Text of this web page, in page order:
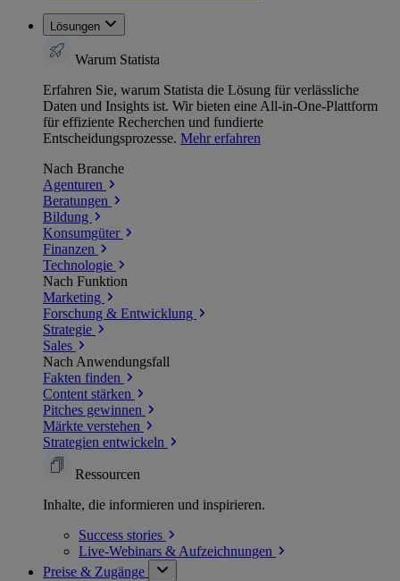
Lösungen
Warum Statista
Erfahren Sie, warum Statista die Lösung für verlässliche
Daten und Insights ist. Wir bieten eine All-in-One-Plattform
für effiziente Recherchen und fundierte
Entscheidungsprozesse. Mehr erfahren
Nach Branche
Agenturen
Beratungen
Bildung
Konsumgüter
Finanzen
Technologie
Nach Funktion
Marketing
Forschung & Entwicklung
Strategie
Sales
Nach Anwendungsfall
Fakten finden
Content stärken
Pitches gewinnen
Märkte verstehen
Strategien entwickeln
Ressourcen
Inhalte, die informieren und inspirieren.
Success stories
Live-Webinars & Aufzeichnungen
Preise & Zugänge